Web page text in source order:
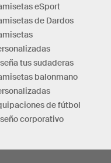
eSport
de Dardos
tus sudaderas
balonmano
de fútbol
corporativo